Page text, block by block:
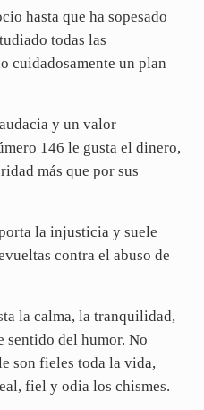
hasta que ha sopesado
todas las
cuidadosamente un plan
y un valor
146 le gusta el dinero,
más que por sus
la injusticia y suele
contra el abuso de
la calma, la tranquilidad,
sentido del humor. No
son fieles toda la vida,
fiel y odia los chismes.